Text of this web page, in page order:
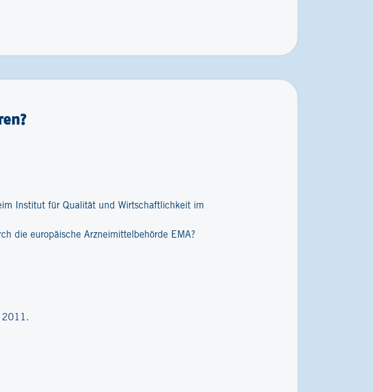
Institut für Qualität und Wirtschaftlichkeit im
die europäische Arzneimittelbehörde EMA?
2011.